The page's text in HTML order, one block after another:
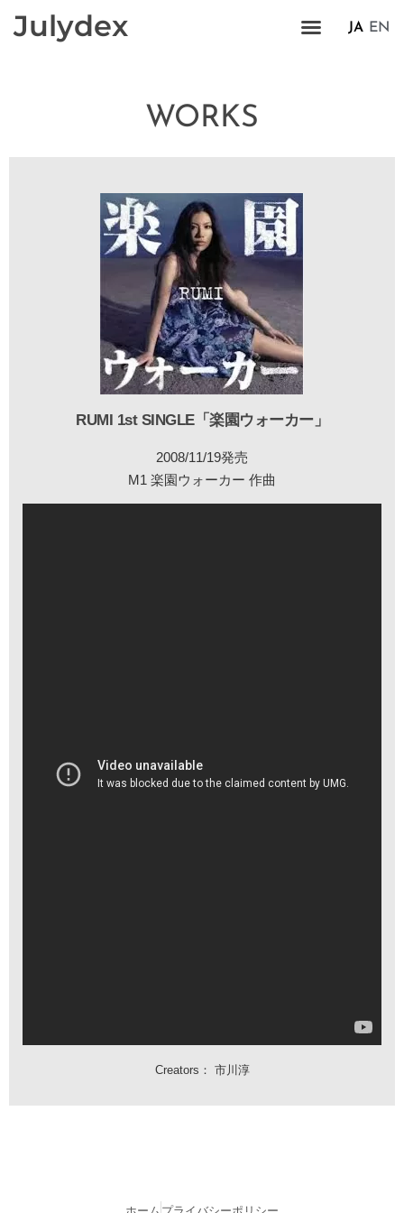
Julydex JA EN
WORKS
RUMI 1st SINGLE「楽園ウォーカー」
2008/11/19発売
M1 楽園ウォーカー 作曲
Creators： 市川淳